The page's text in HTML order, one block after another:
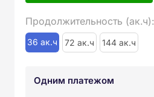
Продолжительность (ак.ч):
36 ак.ч 72 ак.ч 144 ак.ч
Одним платежом